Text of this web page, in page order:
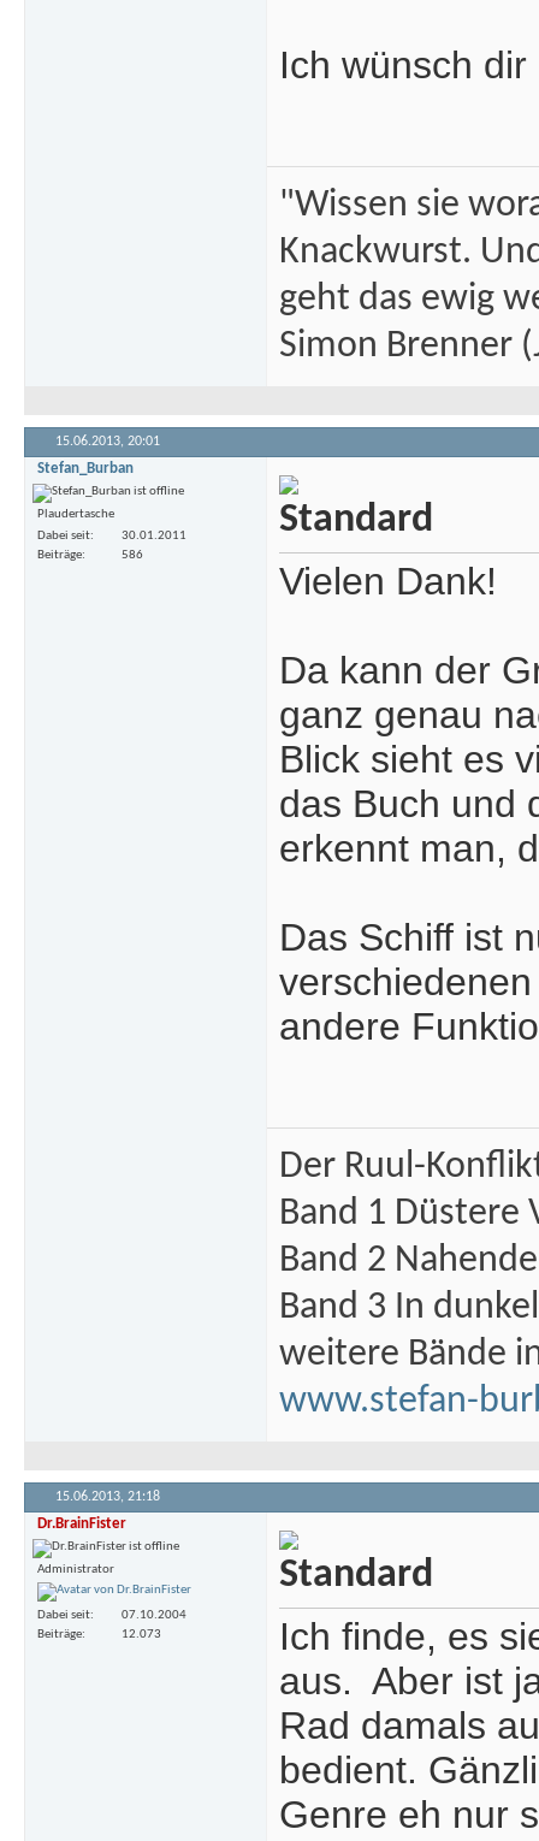
Ich wünsch
"Wissen sie
Knackwurst.
geht das ewig
Simon Brenner
15.06.2013, 20:01
Stefan_Burban
Plaudertasche
Dabei seit
30.01.2011
Beiträge
586
Vielen Dank!
Da kann der
ganz genau
Blick sieht es
das Buch und
erkennt man,
Das Schiff ist
andere
Der Ruul-
Band 1 Düstere
Band 2
Band 3 In
weitere Bände
www.stefan-
15.06.2013, 21:18
Dr.BrainFister
Administrator
Dabei seit
07.10.2004
Beiträge
12.073
Ich finde, es
aus. Aber ist
Rad damals
bedient.
Genre eh nur